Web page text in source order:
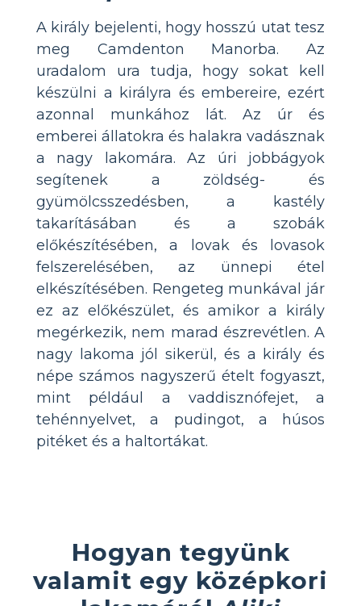
A király bejelenti, hogy hosszú utat tesz
meg Camdenton Manorba. Az
uradalom ura tudja, hogy sokat kell
készülni a királyra és embereire, ezért
azonnal munkához lát. Az úr és
emberei állatokra és halakra vadásznak
a nagy lakomára. Az úri jobbágyok
segítenek a zöldség- és
gyümölcsszedésben, a kastély
takarításában és a szobák
előkészítésében, a lovak és lovasok
felszerelésében, az ünnepi étel
elkészítésében. Rengeteg munkával jár
ez az előkészület, és amikor a király
megérkezik, nem marad észrevétlen. A
nagy lakoma jól sikerül, és a király és
népe számos nagyszerű ételt fogyaszt,
mint például a vaddisznófejet, a
tehénnyelvet, a pudingot, a húsos
pitéket és a haltortákat.
Hogyan tegyünk
valamit egy középkori